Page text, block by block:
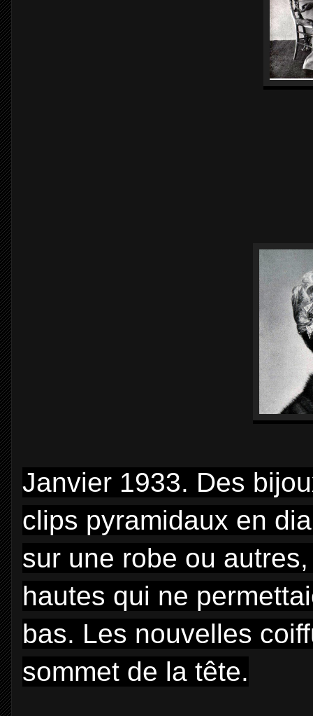
Janvier 1933. Des
clips pyramidaux en
sur une robe ou
hautes qui ne
bas. Les nouvelles
sommet de la tête.